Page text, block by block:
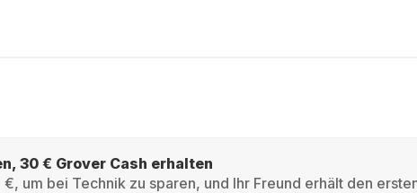
30 € Grover Cash erhalten
um bei Technik zu sparen, und Ihr Freund erhält den